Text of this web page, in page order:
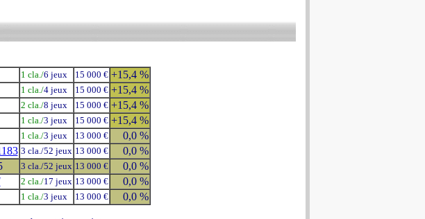
1 cla./6 jeux 15 000 € +15,4 %
1 cla./4 jeux 15 000 € +15,4 %
2 cla./8 jeux 15 000 € +15,4 %
1 cla./3 jeux 15 000 € +15,4 %
1 cla./3 jeux 13 000 € 0,0 %
3 cla./52 jeux 13 000 € 0,0 %
3 cla./52 jeux 13 000 € 0,0 %
2 cla./17 jeux 13 000 € 0,0 %
1 cla./3 jeux 13 000 € 0,0 %